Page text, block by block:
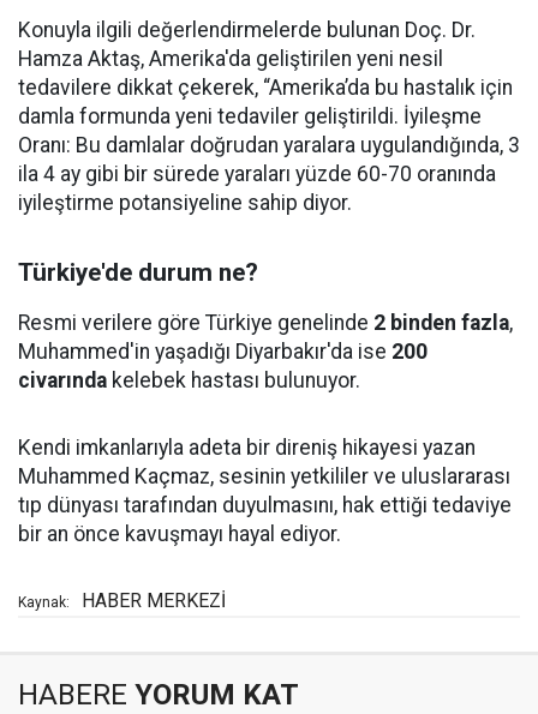
Konuyla ilgili değerlendirmelerde bulunan Doç. Dr.
Hamza Aktaş, Amerika'da geliştirilen yeni nesil
tedavilere dikkat çekerek, “Amerika’da bu hastalık için
damla formunda yeni tedaviler geliştirildi. İyileşme
Oranı: Bu damlalar doğrudan yaralara uygulandığında, 3
ila 4 ay gibi bir sürede yaraları yüzde 60-70 oranında
iyileştirme potansiyeline sahip diyor.
Türkiye'de durum ne?
Resmi verilere göre Türkiye genelinde 2 binden fazla,
Muhammed'in yaşadığı Diyarbakır'da ise 200
civarında kelebek hastası bulunuyor.
Kendi imkanlarıyla adeta bir direniş hikayesi yazan
Muhammed Kaçmaz, sesinin yetkililer ve uluslararası
tıp dünyası tarafından duyulmasını, hak ettiği tedaviye
bir an önce kavuşmayı hayal ediyor.
Kaynak: HABER MERKEZİ
HABERE YORUM KAT